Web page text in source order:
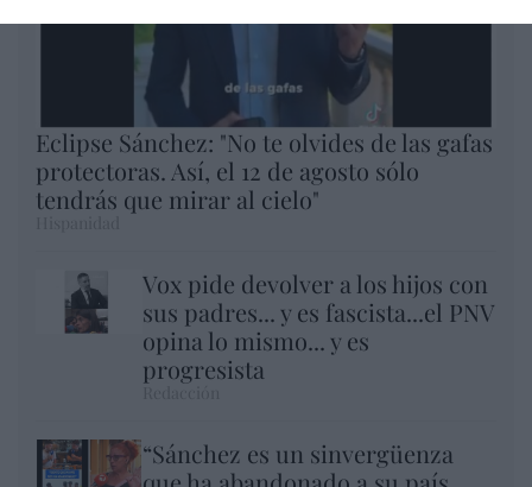
Eclipse Sánchez: "No te olvides de las gafas
protectoras. Así, el 12 de agosto sólo
tendrás que mirar al cielo"
Vox pide devolver a los hijos con
sus padres... y es fascista...el PNV
opina lo mismo... y es
progresista
“Sánchez es un sinvergüenza